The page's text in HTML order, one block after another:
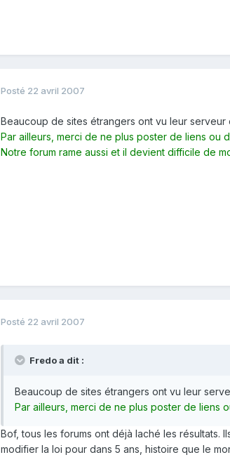
Posté 22 avril 2007
Beaucoup de sites étrangers ont vu leur serveur
Par ailleurs, merci de ne plus poster de liens ou
Notre forum rame aussi et il devient difficile de
Posté 22 avril 2007
Fredo a dit :
Beaucoup de sites étrangers ont vu leur
Par ailleurs, merci de ne plus poster de liens
Bof, tous les forums ont déjà laché les
modifier la loi pour dans 5 ans, histoire que le